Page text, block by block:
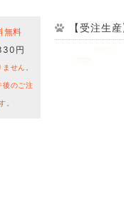
無料
円
せん。
後のご注
。
【受注生